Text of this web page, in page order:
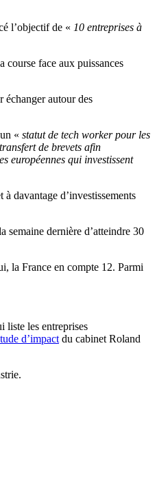
l’objectif de « 10 entreprises à
course face aux puissances
échanger autour des
« statut de tech worker pour les
de brevets afin
européennes qui investissent
davantage d’investissements
semaine dernière d’atteindre 30
la France en compte 12. Parmi
liste les entreprises
d’impact du cabinet Roland